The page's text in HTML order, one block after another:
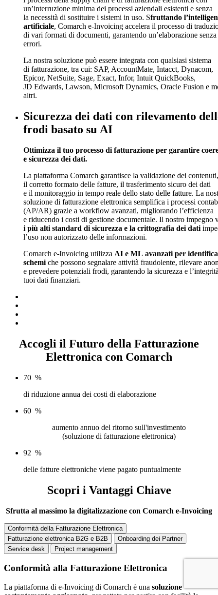
un’interruzione minima dei processi aziendali esistenti e senza
la necessità di sostituire i sistemi in uso. Sfruttando
artificiale, Comarch e-Invoicing accelera il processo di
di vari formati di documenti, garantendo un’elaborazione senza
errori.
La nostra soluzione può essere integrata con qualsiasi sistema
di fatturazione, tra cui: SAP, AccountMate, Intacct, Dynacom,
Epicor, NetSuite, Sage, Exact, Infor, Intuit QuickBooks,
JD Edwards, Lawson, Microsoft Dynamics, Oracle Fusion e
altri.
Sicurezza dei dati con rilevamento
frodi basato su AI
Ottimizza il tuo processo di fatturazione per garantire
e sicurezza dei dati.
La piattaforma Comarch garantisce la validazione dei contenuti,
il corretto formato delle fatture, il trasferimento sicuro dei dati
e il monitoraggio in tempo reale dello stato delle fatture. La
soluzione di fatturazione elettronica semplifica i processi
(AP/AR) grazie a workflow avanzati, migliorando l’efficienza
e riducendo i costi di gestione documentale. Il nostro impegno
i più alti standard di sicurezza e la crittografia dei dati
l’uso non autorizzato delle informazioni.
Comarch e-Invoicing utilizza AI e ML avanzati per
schemi che possono segnalare attività fraudolente, rilevare
e prevedere potenziali frodi, garantendo la sicurezza e
tuoi dati finanziari.
Accogli il Futuro della Fatturazione
Elettronica con Comarch
70 %
di riduzione annua dei costi di elaborazione
60 %
aumento annuo del ritorno sull'investimento
(soluzione di fatturazione elettronica)
92 %
delle fatture elettroniche viene pagato puntualmente
Scopri i Vantaggi Chiave
Sfrutta al massimo la digitalizzazione con Comarch e-Invoicing
Conformità della Fatturazione Elettronica
Fatturazione elettronica B2G e B2B
Onboarding dei Partner
Service desk
Project management
Conformità alla Fatturazione Elettronica
La piattaforma di e-Invoicing di Comarch è una soluzione